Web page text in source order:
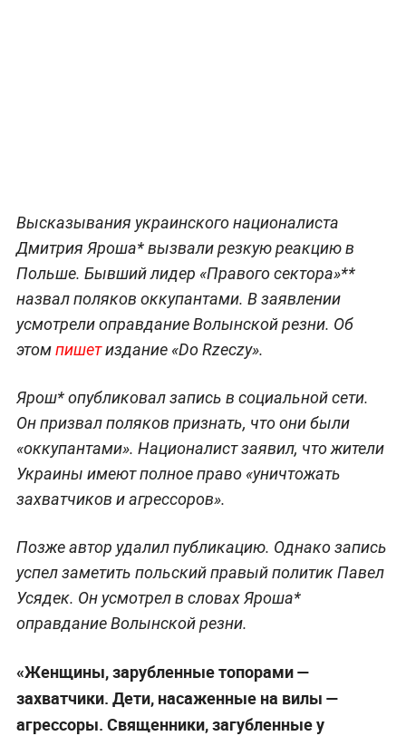
Высказывания украинского националиста
Дмитрия Яроша* вызвали резкую реакцию в
Польше. Бывший лидер «Правого сектора»**
назвал поляков оккупантами. В заявлении
усмотрели оправдание Волынской резни. Об
этомпишетиздание «Do Rzeczy».
Ярош* опубликовал запись в социальной сети.
Он призвал поляков признать, что они были
«оккупантами». Националист заявил, что жители
Украины имеют полное право «уничтожать
захватчиков и агрессоров».
Позже автор удалил публикацию. Однако запись
успел заметить польский правый политик Павел
Усядек. Он усмотрел в словах Яроша*
оправдание Волынской резни.
«Женщины, зарубленные топорами —
захватчики. Дети, насаженные на вилы —
агрессоры. Священники, загубленные у